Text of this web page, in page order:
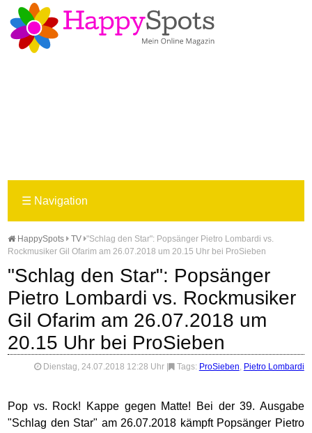
☰ Navigation
HappySpots TV "Schlag den Star": Popsänger Pietro Lombardi vs.
Rockmusiker Gil Ofarim am 26.07.2018 um 20.15 Uhr bei ProSieben
"Schlag den Star": Popsänger
Pietro Lombardi vs. Rockmusiker
Gil Ofarim am 26.07.2018 um
20.15 Uhr bei ProSieben
Dienstag, 24.07.2018 12:28 Uhr Tags: ProSieben, Pietro Lombardi
Pop vs. Rock! Kappe gegen Matte! Bei der 39. Ausgabe
"Schlag den Star" am 26.07.2018 kämpft Popsänger Pietro